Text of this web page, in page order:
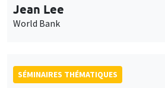
Jean Lee
World Bank
SÉMINAIRES THÉMATIQUES